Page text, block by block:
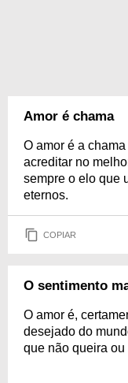
Amor é chama
O amor é a
acreditar no
sempre o elo que
eternos.
COPIAR
O sentimento
O amor é,
desejado do
que não queira